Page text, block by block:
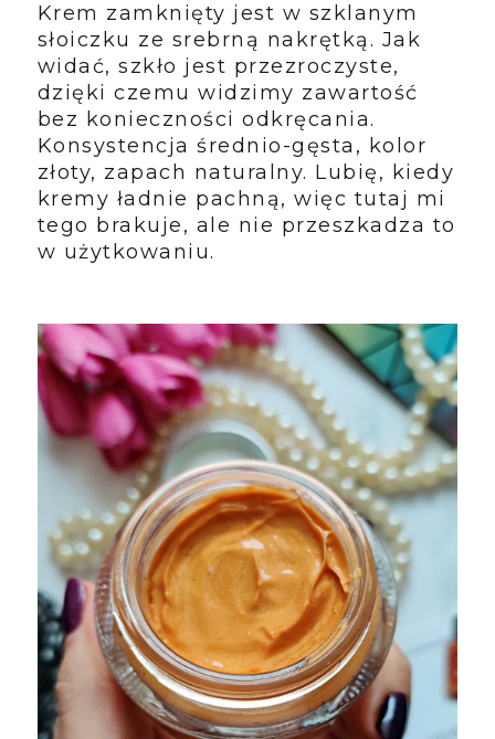
Krem zamknięty jest w szklanym
słoiczku ze srebrną nakrętką. Jak
widać, szkło jest przezroczyste,
dzięki czemu widzimy zawartość
bez konieczności odkręcania.
Konsystencja średnio-gęsta, kolor
złoty, zapach naturalny. Lubię, kiedy
kremy ładnie pachną, więc tutaj mi
tego brakuje, ale nie przeszkadza to
w użytkowaniu.